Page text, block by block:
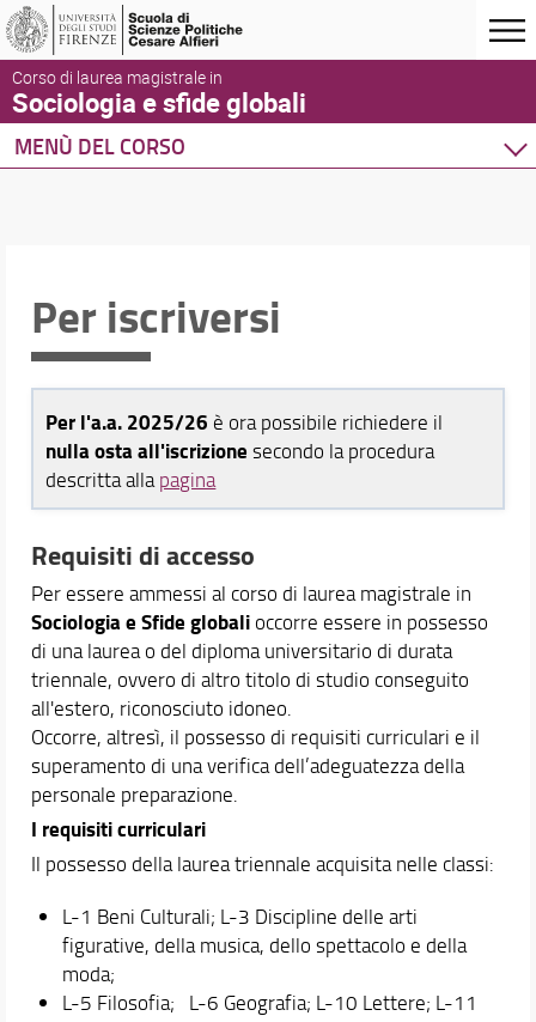
Corso di laurea magistrale in
Sociologia e sfide globali
MENÙ DEL CORSO
Organizzazione
Per iscriversi
Orientamento
Inclusione
LM Double degree con Università di Praga
Double Degree Program
Partnership con la Scuola Normale Superiore
Qualità del Corso di Studio
Norme e regolamenti
Verbali del Consiglio
Segnalazioni e Reclami
Didattica
Orario e calendari
Per iscriversi
Per l'a.a. 2025/26 è ora possibile richiedere il
nulla osta all'iscrizionesecondo la procedura
descritta allapagina
Requisiti di accesso
Per essere ammessi al corso di laurea magistrale in
Sociologia e Sfide globalioccorre essere in possesso
di una laurea o del diploma universitario di durata
triennale, ovvero di altro titolo di studio conseguito
all'estero, riconosciuto idoneo.
Occorre, altresì, il possesso di requisiti curriculari e il
superamento di una verifica dell’adeguatezza della
personale preparazione.
I requisiti curriculari
Il possesso della laurea triennale acquisita nelle classi:
L-1 Beni Culturali; L-3 Discipline delle arti
figurative, della musica, dello spettacolo e della
moda;
L-5 Filosofia; L-6 Geografia; L-10 Lettere; L-11